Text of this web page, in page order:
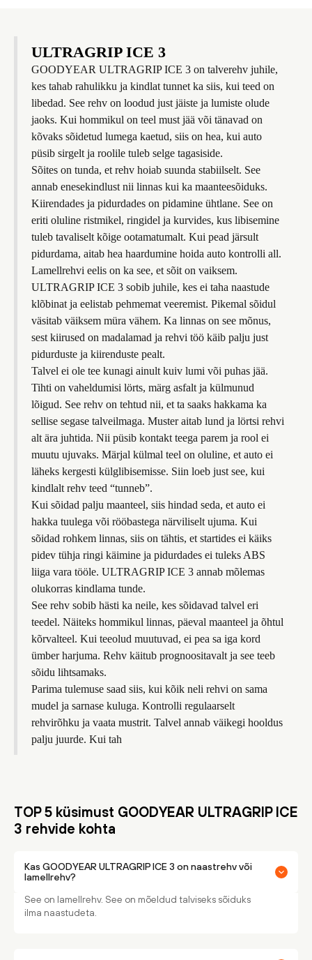
ULTRAGRIP ICE 3
GOODYEAR ULTRAGRIP ICE 3 on talverehv juhile,
kes tahab rahulikku ja kindlat tunnet ka siis, kui teed on
libedad. See rehv on loodud just jäiste ja lumiste olude
jaoks. Kui hommikul on teel must jää või tänavad on
kõvaks sõidetud lumega kaetud, siis on hea, kui auto
püsib sirgelt ja roolile tuleb selge tagasiside.
Sõites on tunda, et rehv hoiab suunda stabiilselt. See
annab enesekindlust nii linnas kui ka maanteesõiduks.
Kiirendades ja pidurdades on pidamine ühtlane. See on
eriti oluline ristmikel, ringidel ja kurvides, kus libisemine
tuleb tavaliselt kõige ootamatumalt. Kui pead järsult
pidurdama, aitab hea haardumine hoida auto kontrolli all.
Lamellrehvi eelis on ka see, et sõit on vaiksem.
ULTRAGRIP ICE 3 sobib juhile, kes ei taha naastude
klõbinat ja eelistab pehmemat veeremist. Pikemal sõidul
väsitab väiksem müra vähem. Ka linnas on see mõnus,
sest kiirused on madalamad ja rehvi töö käib palju just
pidurduste ja kiirenduste pealt.
Talvel ei ole tee kunagi ainult kuiv lumi või puhas jää.
Tihti on vaheldumisi lörts, märg asfalt ja külmunud
lõigud. See rehv on tehtud nii, et ta saaks hakkama ka
sellise segase talveilmaga. Muster aitab lund ja lörtsi rehvi
alt ära juhtida. Nii püsib kontakt teega parem ja rool ei
muutu ujuvaks. Märjal külmal teel on oluline, et auto ei
läheks kergesti külglibisemisse. Siin loeb just see, kui
kindlalt rehv teed “tunneb”.
Kui sõidad palju maanteel, siis hindad seda, et auto ei
hakka tuulega või rööbastega närviliselt ujuma. Kui
sõidad rohkem linnas, siis on tähtis, et startides ei käiks
pidev tühja ringi käimine ja pidurdades ei tuleks ABS
liiga vara tööle. ULTRAGRIP ICE 3 annab mõlemas
olukorras kindlama tunde.
See rehv sobib hästi ka neile, kes sõidavad talvel eri
teedel. Näiteks hommikul linnas, päeval maanteel ja õhtul
kõrvalteel. Kui teeolud muutuvad, ei pea sa iga kord
ümber harjuma. Rehv käitub prognoositavalt ja see teeb
sõidu lihtsamaks.
Parima tulemuse saad siis, kui kõik neli rehvi on sama
mudel ja sarnase kuluga. Kontrolli regulaarselt
rehvirõhku ja vaata mustrit. Talvel annab väikegi hooldus
palju juurde. Kui tah
TOP 5 küsimust GOODYEAR ULTRAGRIP ICE
3 rehvide kohta
Kas GOODYEAR ULTRAGRIP ICE 3 on naastrehv või
lamellrehv?
See on lamellrehv. See on mõeldud talviseks sõiduks
ilma naastudeta.